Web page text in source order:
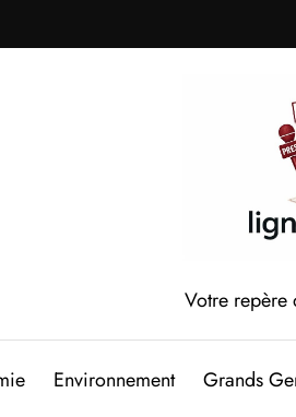
Votre repère
Environnement Grands